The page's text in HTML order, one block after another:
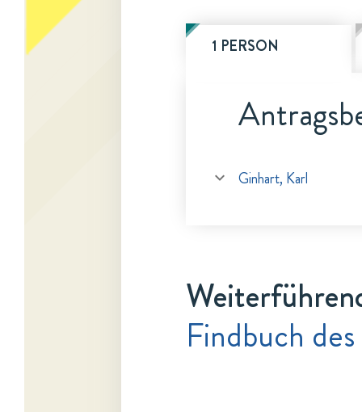
1 PERSON
Ginhart, Karl
Findbuch